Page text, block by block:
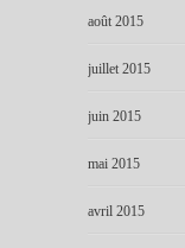
août 2015
juillet 2015
juin 2015
mai 2015
avril 2015